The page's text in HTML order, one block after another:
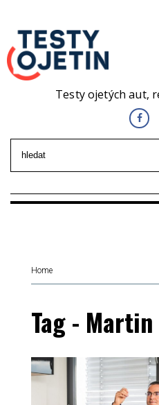
Testy ojetých aut,
Home
Tag -